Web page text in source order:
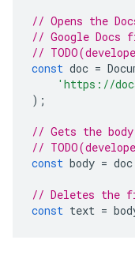
// Opens the
// Google Docs
//
const doc =
'https://
);
// Gets the
//
const body = doc
// Deletes the
const text =